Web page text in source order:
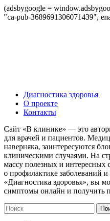
(adsbygoogle =
"ca-pub-3689691306071439",
Диагностика здоровья
О проекте
Контакты
Сайт «В клинике» — это
для врачей и пациентов.
наверняка, заинтересуются
клиническими случаями. На
массу полезных и интересных
о профилактике заболеваний
«Диагностика здоровья», вы
симптомы онлайн и получить